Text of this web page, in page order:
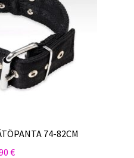
74-82CM
€